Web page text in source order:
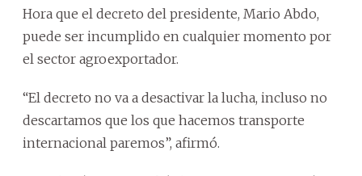
Hora que el decreto del presidente, Mario Abdo,
puede ser incumplido en cualquier momento por
el sector agroexportador.
“El decreto no va a desactivar la lucha, incluso no
descartamos que los que hacemos transporte
internacional paremos”, afirmó.